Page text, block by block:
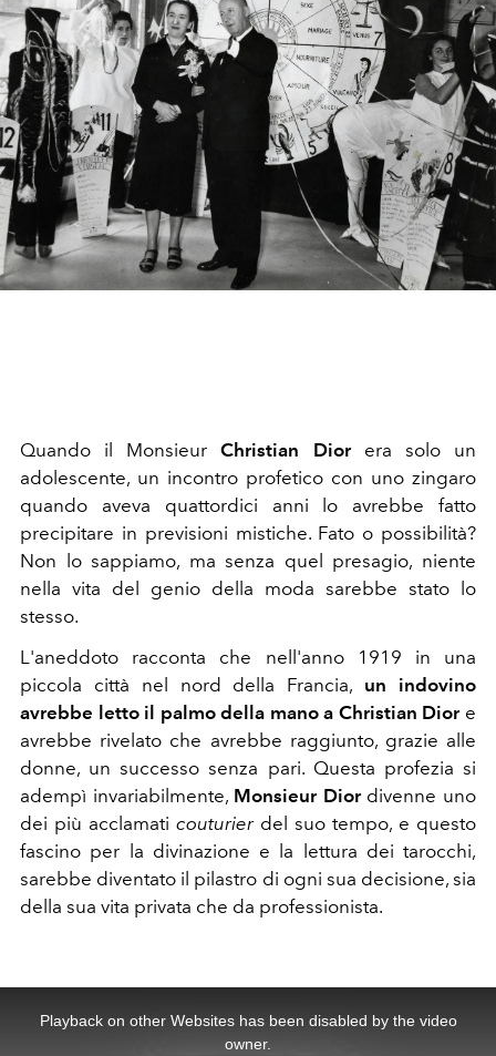
Quando il MonsieurChristian Diorera solo un
adolescente, un incontro profetico con uno zingaro
quando aveva quattordici anni lo avrebbe fatto
precipitare in previsioni mistiche. Fato o possibilità?
Non lo sappiamo, ma senza quel presagio, niente
nella vita del genio della moda sarebbe stato lo
stesso.
L'aneddoto racconta che nell'anno 1919 in una
piccola città nel nord della Francia, un indovino
avrebbe letto il palmo della mano a Christian Diore
avrebbe rivelato che avrebbe raggiunto, grazie alle
donne, un successo senza pari. Questa profezia si
adempì invariabilmente, Monsieur Diordivenne uno
dei più acclamati couturierdel suo tempo, e questo
fascino per la divinazione e la lettura dei tarocchi,
sarebbe diventato il pilastro di ogni sua decisione, sia
della sua vita privata che da professionista.
Playback on other Websites has been disabled by the video
owner.